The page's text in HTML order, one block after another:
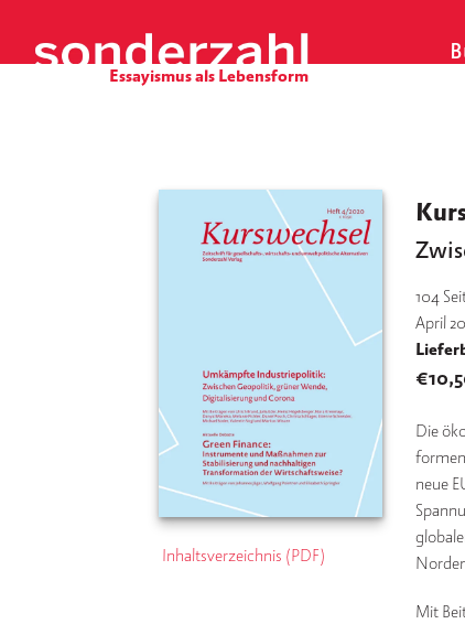
i
104
April
€
Die
neue
Mit
Inhaltsverzeichnis (PDF)